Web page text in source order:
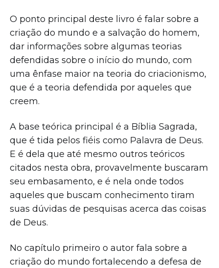
O ponto principal deste livro é falar sobre a
criação do mundo e a salvação do homem,
dar informações sobre algumas teorias
defendidas sobre o início do mundo, com
uma ênfase maior na teoria do criacionismo,
que é a teoria defendida por aqueles que
creem.
A base teórica principal é a Bíblia Sagrada,
que é tida pelos fiéis como Palavra de Deus.
E é dela que até mesmo outros teóricos
citados nesta obra, provavelmente buscaram
seu embasamento, e é nela onde todos
aqueles que buscam conhecimento tiram
suas dúvidas de pesquisas acerca das coisas
de Deus.
No capítulo primeiro o autor fala sobre a
criação do mundo fortalecendo a defesa de